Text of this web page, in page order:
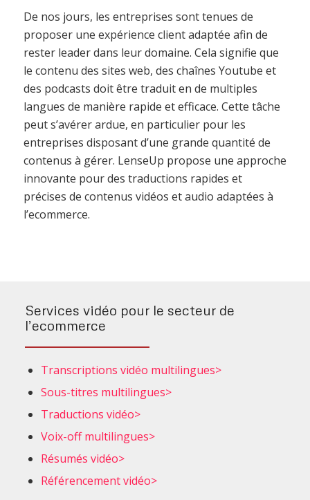
De nos jours, les entreprises sont tenues de
proposer une expérience client adaptée afin de
rester leader dans leur domaine. Cela signifie que
le contenu des sites web, des chaînes Youtube et
des podcasts doit être traduit en de multiples
langues de manière rapide et efficace. Cette tâche
peut s’avérer ardue, en particulier pour les
entreprises disposant d’une grande quantité de
contenus à gérer. LenseUp propose une approche
innovante pour des traductions rapides et
précises de contenus vidéos et audio adaptées à
l’ecommerce.
Services vidéo pour le secteur de
l’ecommerce
Transcriptions vidéo multilingues>
Sous-titres multilingues>
Traductions vidéo>
Voix-off multilingues>
Résumés vidéo>
Référencement vidéo>